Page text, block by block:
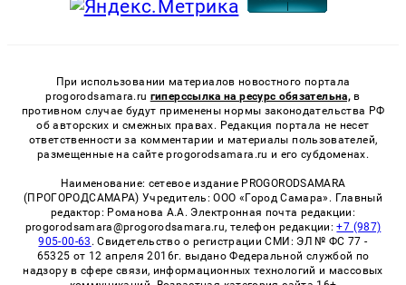
При использовании материалов новостного портала
progorodsamara.ru гиперссылка на ресурс обязательна, в
противном случае будут применены нормы законодательства РФ
об авторских и смежных правах. Редакция портала не несет
ответственности за комментарии и материалы пользователей,
размещенные на сайте progorodsamara.ru и его субдоменах.
Наименование: сетевое издание PROGORODSAMARA
(ПРОГОРОДСАМАРА) Учредитель: ООО «Город Самара». Главный
редактор: Романова А.А. Электронная почта редакции:
progorodsamara@progorodsamara.ru, телефон редакции:+7 (987)
905-00-63 . Свидетельство о регистрации СМИ: ЭЛ № ФС 77 -
65325 от 12 апреля 2016г. выдано Федеральной службой по
надзору в сфере связи, информационных технологий и массовых